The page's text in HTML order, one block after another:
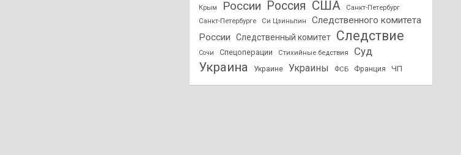
Крым России Россия США
Санкт-Петербург
Санкт-Петербурге
Си Цзиньпин
Следственного комитета
России
Следственный комитет Следствие
Сочи Спецоперации Стихийные бедствия Суд
Украина Украине Украины ФСБ Франция ЧП